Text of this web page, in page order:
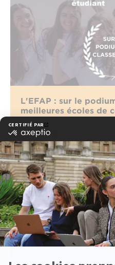
L'EFAP : sur le
meilleures écoles de
lire la suite